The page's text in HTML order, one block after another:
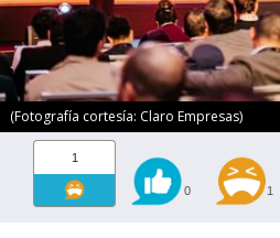
(Fotografía cortesía: Claro Empresas)
1
0 1